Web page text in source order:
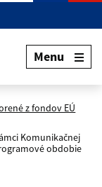
Menu
z fondov EÚ
Komunikačnej
obdobie